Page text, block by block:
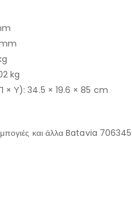
mm
kg
× Υ): 34.5 × 19.6 × 85 cm
μπογιές και άλλα Batavia